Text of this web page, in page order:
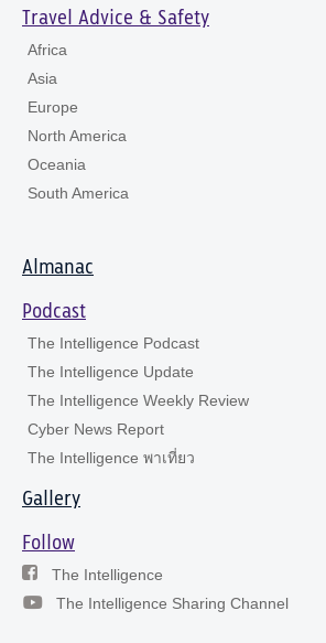
Travel Advice & Safety
Africa
Asia
Europe
North America
Oceania
South America
Almanac
Podcast
The Intelligence Podcast
The Intelligence Update
The Intelligence Weekly Review
Cyber News Report
The Intelligence พาเที่ยว
Gallery
Follow
The Intelligence
The Intelligence Sharing Channel